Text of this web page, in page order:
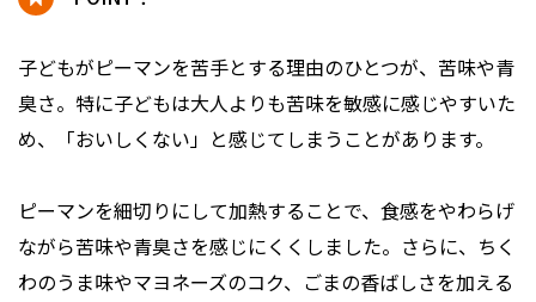
子どもがピーマンを苦手とする理由のひとつが、苦味や青
臭さ。特に子どもは大人よりも苦味を敏感に感じやすいた
め、「おいしくない」と感じてしまうことがあります。
ピーマンを細切りにして加熱することで、食感をやわらげ
ながら苦味や青臭さを感じにくくしました。さらに、ちく
わのうま味やマヨネーズのコク、ごまの香ばしさを加える